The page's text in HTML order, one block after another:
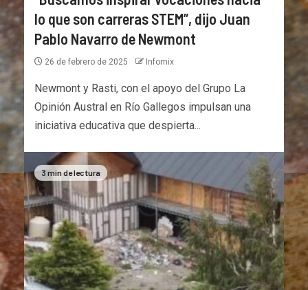
lo que son carreras STEM”, dijo Juan
Pablo Navarro de Newmont
26 de febrero de 2025 Infomix
Newmont y Rasti, con el apoyo del Grupo La
Opinión Austral en Río Gallegos impulsan una
iniciativa educativa que despierta...
3 min de lectura